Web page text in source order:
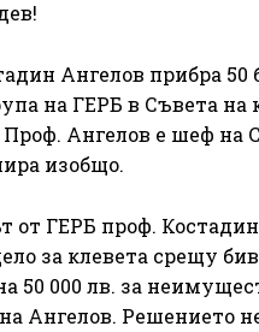
Ангелов прибра 50
на ГЕРБ в Съвета на
Проф. Ангелов е шеф на
изобщо.
от ГЕРБ проф.
за клевета срещу
50 000 лв. за
Ангелов. Решението